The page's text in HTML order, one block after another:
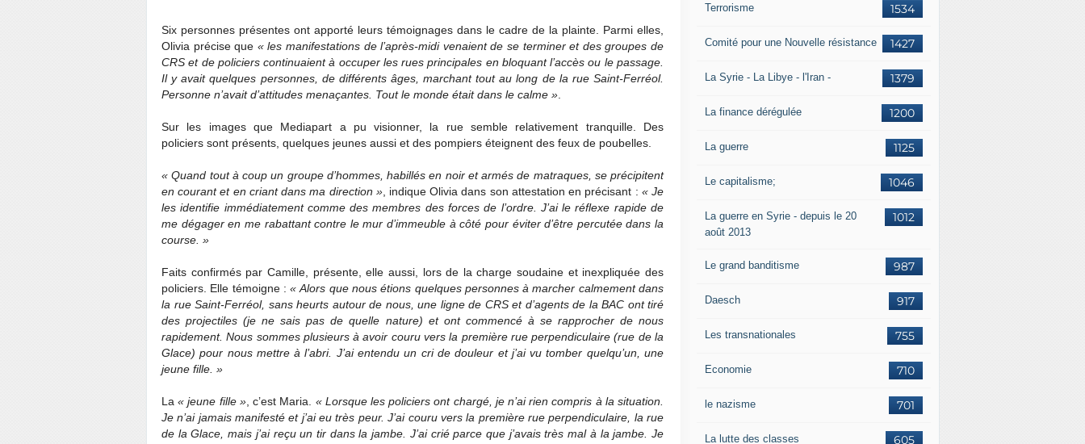
Six personnes présentes ont apporté leurs témoignages dans le cadre de la plainte. Parmi elles,
Olivia précise que « les manifestations de l’après-midi venaient de se terminer et des groupes de
CRS et de policiers continuaient à occuper les rues principales en bloquant l’accès ou le passage.
Il y avait quelques personnes, de différents âges, marchant tout au long de la rue Saint-Ferréol.
Personne n’avait d’attitudes menaçantes. Tout le monde était dans le calme »
Sur les images que Mediapart a pu visionner, la rue semble relativement tranquille. Des
policiers sont présents, quelques jeunes aussi et des pompiers éteignent des feux de poubelles.
« Quand tout à coup un groupe d’hommes, habillés en noir et armés de matraques, se précipitent
en courant et en criant dans ma direction », indique Olivia dans son attestation en précisant : « Je
les identifie immédiatement comme des membres des forces de l’ordre. J’ai le réflexe rapide de
me dégager en me rabattant contre le mur d’immeuble à côté pour éviter d’être percutée dans la
course. »
Faits confirmés par Camille, présente, elle aussi, lors de la charge soudaine et inexpliquée des
policiers. Elle témoigne :« Alors que nous étions quelques personnes à marcher calmement dans
la rue Saint-Ferréol, sans heurts autour de nous, une ligne de CRS et d’agents de la BAC ont tiré
des projectiles (je ne sais pas de quelle nature) et ont commencé à se rapprocher de nous
rapidement.Nous sommes plusieurs à avoir couru vers la première rue perpendiculaire (rue de la
Glace) pour nous mettre à l’abri. J’ai entendu un cri de douleur et j’ai vu tomber quelqu’un, une
jeune fille. »
La« jeune fille », c’est Maria. « Lorsque les policiers ont chargé, je n’ai rien compris à la situation.
Je n’ai jamais manifesté et j’ai eu très peur. J’ai couru vers la première rue perpendiculaire, la rue
de la Glace, mais j’ai reçu un tir dans la jambe. J’ai crié parce que j’avais très mal à la jambe. Je
1534
Terrorisme
1427
Comité pour une Nouvelle résistance
1379
La Syrie - La Libye - l'Iran -
1200
La finance dérégulée
1125
La guerre
1046
Le capitalisme;
1012
La guerre en Syrie - depuis le 20
août 2013
987
Le grand banditisme
917
Daesch
755
Les transnationales
710
Economie
701
le nazisme
605
La lutte des classes